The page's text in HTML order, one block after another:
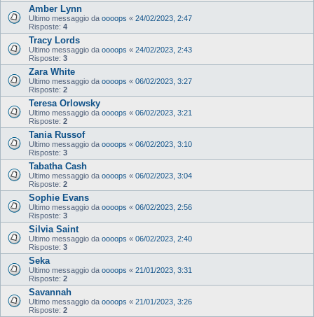
Amber Lynn
Ultimo messaggio da oooops « 24/02/2023, 2:47
Risposte: 4
Tracy Lords
Ultimo messaggio da oooops « 24/02/2023, 2:43
Risposte: 3
Zara White
Ultimo messaggio da oooops « 06/02/2023, 3:27
Risposte: 2
Teresa Orlowsky
Ultimo messaggio da oooops « 06/02/2023, 3:21
Risposte: 2
Tania Russof
Ultimo messaggio da oooops « 06/02/2023, 3:10
Risposte: 3
Tabatha Cash
Ultimo messaggio da oooops « 06/02/2023, 3:04
Risposte: 2
Sophie Evans
Ultimo messaggio da oooops « 06/02/2023, 2:56
Risposte: 3
Silvia Saint
Ultimo messaggio da oooops « 06/02/2023, 2:40
Risposte: 3
Seka
Ultimo messaggio da oooops « 21/01/2023, 3:31
Risposte: 2
Savannah
Ultimo messaggio da oooops « 21/01/2023, 3:26
Risposte: 2